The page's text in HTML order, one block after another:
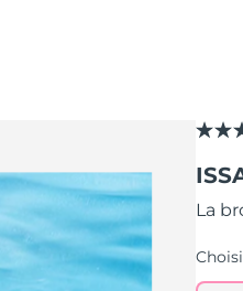
4.6
sur
5,
note
La